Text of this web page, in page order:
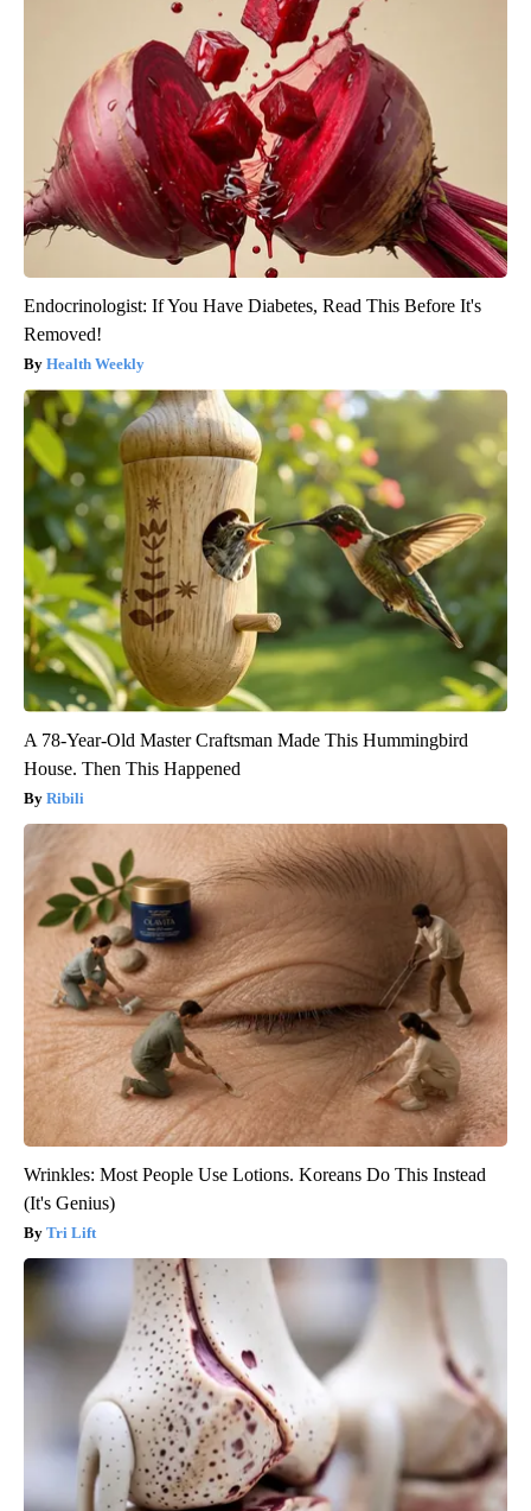
Endocrinologist: If You Have Diabetes, Read This Before It's
Removed!
Health Weekly
A 78-Year-Old Master Craftsman Made This Hummingbird
House. Then This Happened
Ribili
Wrinkles: Most People Use Lotions. Koreans Do This Instead
(It's Genius)
Tri Lift